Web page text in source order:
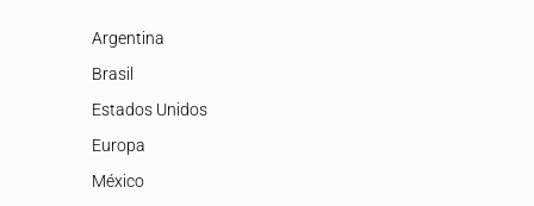
Argentina
Brasil
Estados Unidos
Europa
México